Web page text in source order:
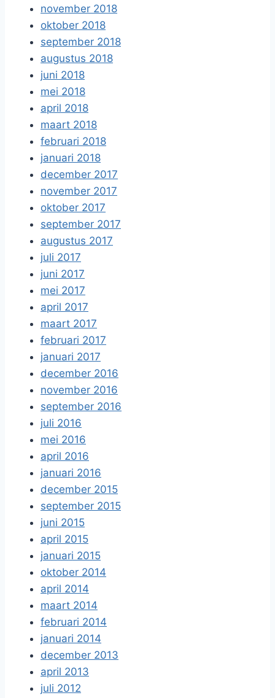
november 2018
oktober 2018
september 2018
augustus 2018
juni 2018
mei 2018
april 2018
maart 2018
februari 2018
januari 2018
december 2017
november 2017
oktober 2017
september 2017
augustus 2017
juli 2017
juni 2017
mei 2017
april 2017
maart 2017
februari 2017
januari 2017
december 2016
november 2016
september 2016
juli 2016
mei 2016
april 2016
januari 2016
december 2015
september 2015
juni 2015
april 2015
januari 2015
oktober 2014
april 2014
maart 2014
februari 2014
januari 2014
december 2013
april 2013
juli 2012